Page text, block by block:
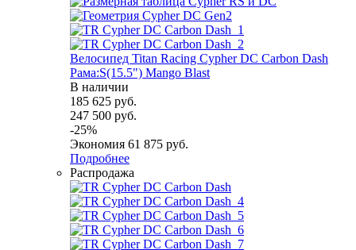
Велосипед Titan Racing Cypher DC Carbon Dash
Рама:S(15.5") Mango Blast
В наличии
185 625 руб.
247 500 руб.
-25%
Экономия 61 875 руб.
Подробнее
Распродажа